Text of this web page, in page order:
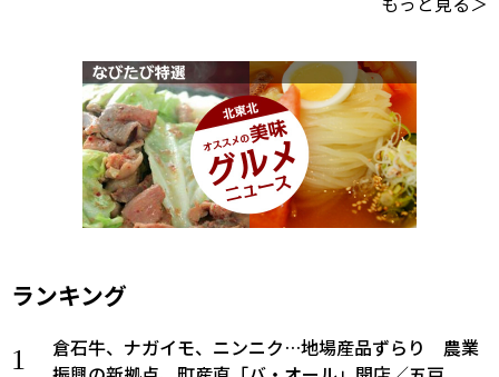
ランキング
倉石牛、ナガイモ、ニンニク…地場産品ずらり 農業